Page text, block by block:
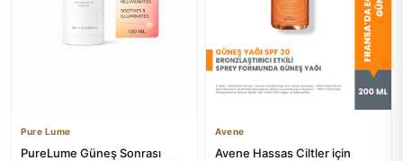
Pure Lume
PureLume Güneş Sonrası
Avene
Avene Hassas Ciltler için